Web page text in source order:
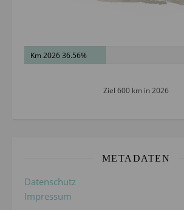
Km 2026 36.56%
Ziel 600 km in 2026
METADATEN
Datenschutz
Impressum